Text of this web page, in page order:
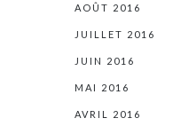
AOÛT 2016
JUILLET 2016
JUIN 2016
MAI 2016
AVRIL 2016